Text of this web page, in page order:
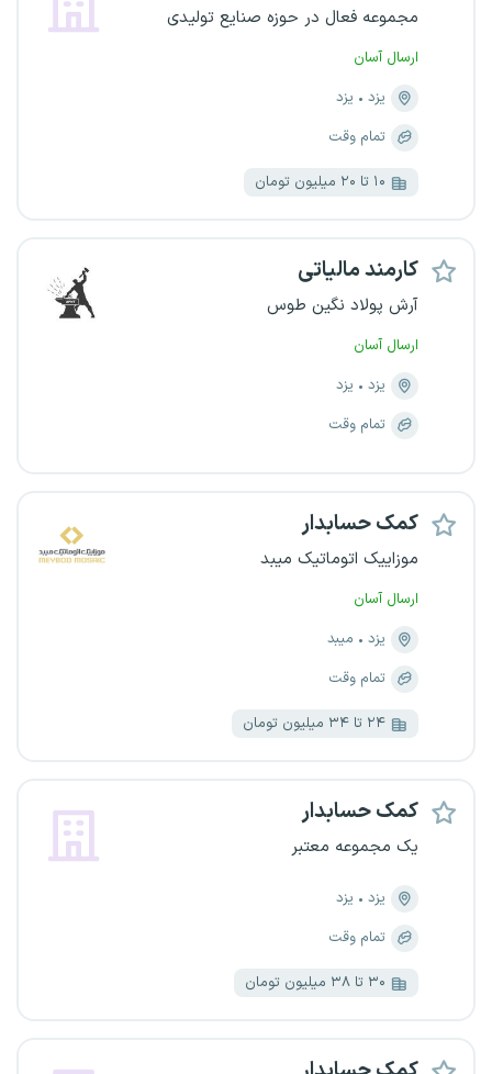
مجموعه فعال در حوزه صنایع تولیدی
ارسال آسان
یزد
یزد
تمام وقت
۱۰ تا ۲۰ میلیون تومان
کارمند مالیاتی
آرش پولاد نگین طوس
ارسال آسان
یزد
یزد
تمام وقت
کمک حسابدار
موزاییک اتوماتیک میبد
ارسال آسان
یزد
میبد
تمام وقت
۲۴ تا ۳۴ میلیون تومان
کمک حسابدار
یک مجموعه معتبر
یزد
یزد
تمام وقت
۳۰ تا ۳۸ میلیون تومان